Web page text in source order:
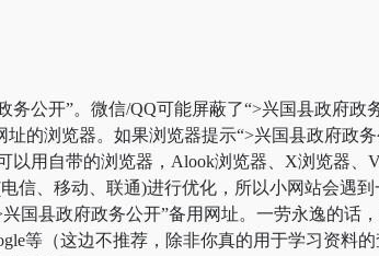
公开”。微信/QQ可能屏蔽了“>兴国县政府
的浏览器。如果浏览器提示“>兴国县政府政
以用自带的浏览器，Alook浏览器、X浏览器、
信、移动、联通)进行优化，所以小网站会遇
国县政府政务公开”备用网址。一劳永逸的话
等（这边不推荐，除非你真的用于学习资料